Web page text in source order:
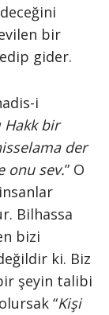
bir
gider.
i
Hakk bir
der
onu sev.” O
Bilhassa
bizi
ki. Biz
şeyin talibi
“Kişi